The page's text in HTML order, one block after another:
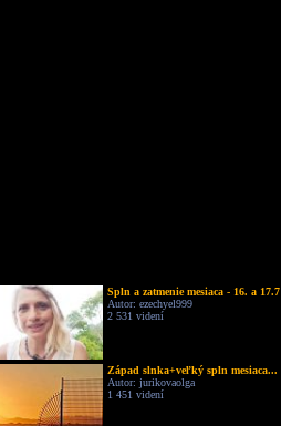
Spln a zatmenie mesiaca - 16. a 17.7
Autor: ezechyel999
2 531 videní
Západ slnka+veľký spln mesiaca...
Autor: jurikovaolga
1 451 videní